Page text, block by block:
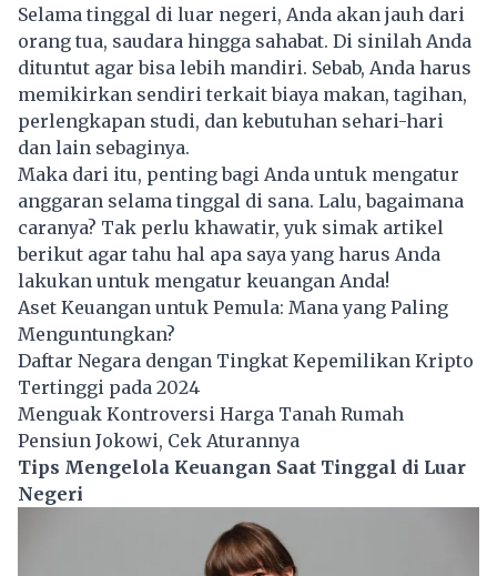
Selama tinggal di luar negeri, Anda akan jauh dari
orang tua, saudara hingga sahabat. Di sinilah Anda
dituntut agar bisa lebih mandiri. Sebab, Anda harus
memikirkan sendiri terkait biaya makan, tagihan,
perlengkapan studi, dan kebutuhan sehari-hari
dan lain sebaginya.
Maka dari itu, penting bagi Anda untuk mengatur
anggaran selama tinggal di sana. Lalu, bagaimana
caranya? Tak perlu khawatir, yuk simak artikel
berikut agar tahu hal apa saya yang harus Anda
lakukan untuk mengatur keuangan Anda!
Aset Keuangan untuk Pemula: Mana yang Paling
Menguntungkan?
Daftar Negara dengan Tingkat Kepemilikan Kripto
Tertinggi pada 2024
Menguak Kontroversi Harga Tanah Rumah
Pensiun Jokowi, Cek Aturannya
Tips Mengelola Keuangan Saat Tinggal di Luar
Negeri